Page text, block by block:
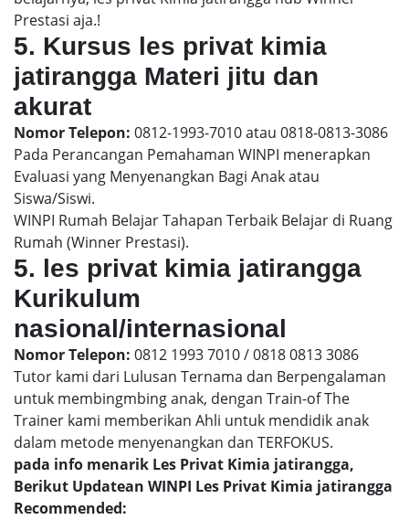
Prestasi aja.!
5. Kursus les privat kimia
jatirangga Materi jitu dan
akurat
Nomor Telepon: 0812-1993-7010 atau 0818-0813-3086
Pada Perancangan Pemahaman WINPI menerapkan
Evaluasi yang Menyenangkan Bagi Anak atau
Siswa/Siswi.
WINPI Rumah Belajar Tahapan Terbaik Belajar di Ruang
Rumah (Winner Prestasi).
5. les privat kimia jatirangga
Kurikulum
nasional/internasional
Nomor Telepon: 0812 1993 7010 / 0818 0813 3086
Tutor kami dari Lulusan Ternama dan Berpengalaman
untuk membingmbing anak, dengan Train-of The
Trainer kami memberikan Ahli untuk mendidik anak
dalam metode menyenangkan dan TERFOKUS.
pada info menarik Les Privat Kimia jatirangga,
Berikut Updatean WINPI Les Privat Kimia jatirangga
Recommended: